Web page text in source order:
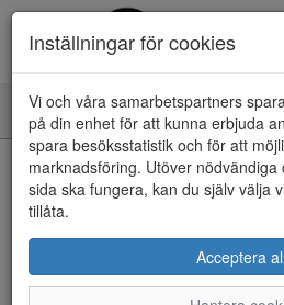
Toggle
navigation
HEM
Inställningar för cookies
Vi och våra samarbetspartners
på din enhet för att kunna erbjuda
spara besöksstatistik och för att
marknadsföring. Utöver
sida ska fungera, kan du själv välja
tillåta.
Acceptera